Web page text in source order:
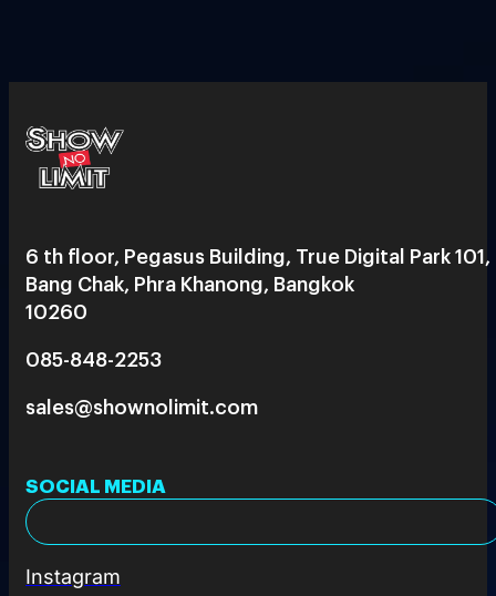
6 th floor, Pegasus Building, True Digital Park 101,
Bang Chak, Phra Khanong, Bangkok
10260
085-848-2253
sales@shownolimit.com
SOCIAL MEDIA
Instagram